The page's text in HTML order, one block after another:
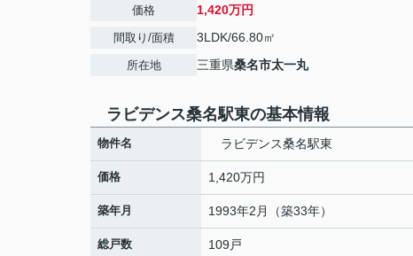
価格 1,420万円
間取り/面積 3LDK/66.80㎡
所在地 三重県桑名市太一丸
ラビデンス桑名駅東の基本情報
物件名 ラビデンス桑名駅東
価格 1,420万円
築年月 1993年2月（築33年）
総戸数 109戸